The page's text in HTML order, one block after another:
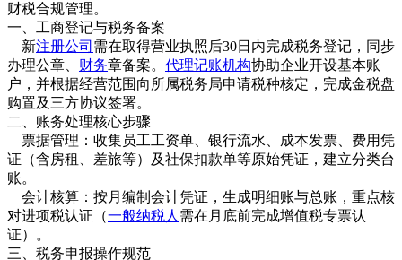
财税合规管理。
一、工商登记与税务备案
新注册公司 需在取得营业执照后30日内完成税务登记，同步
办理公章、 财务章备案。 代理记账机构协助企业开设基本账
户，并根据经营范围向所属税务局申请税种核定，完成金税盘
购置及三方协议签署。
二、账务处理核心步骤
票据管理：收集员工工资单、银行流水、成本发票、费用凭
证（含房租、差旅等）及社保扣款单等原始凭证，建立分类台
账。
会计核算：按月编制会计凭证，生成明细账与总账，重点核
对进项税认证（一般纳税人 需在月底前完成增值税专票认
证）。
三、税务申报操作规范